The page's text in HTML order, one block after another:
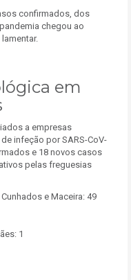
confirmados, dos
chegou ao
em
a empresas
infeção por SARS-CoV-
e 18 novos casos
pelas freguesias
e Maceira: 49
1